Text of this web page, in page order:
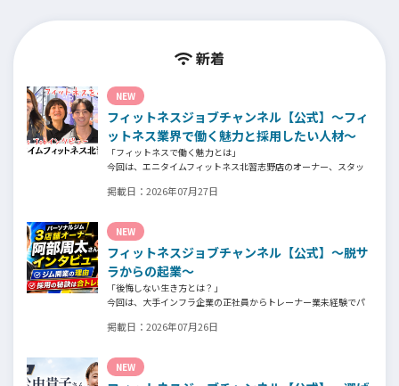
新着
NEW
フィットネスジョブチャンネル【公式】～フィ
ットネス業界で働く魅力と採用したい人材～
「フィットネスで働く魅力とは」
今回は、エニタイムフィットネス北習志野店のオーナー、スタッ
力についてインタビュー。オーナー様からはスタッフの採用基
客様からはそのスタッフの皆様がつくる施設やフィットネスにつ
いての魅力を語っていただきました。
掲載日： 2026年07月27日
NEW
フィットネスジョブチャンネル【公式】～脱サ
ラからの起業～
「後悔しない生き方とは？」
今回は、大手インフラ企業の正社員からトレーナー業未経験でパ
代表の阿部周大さんへインタビュー。
掲載日： 2026年07月26日
NEW